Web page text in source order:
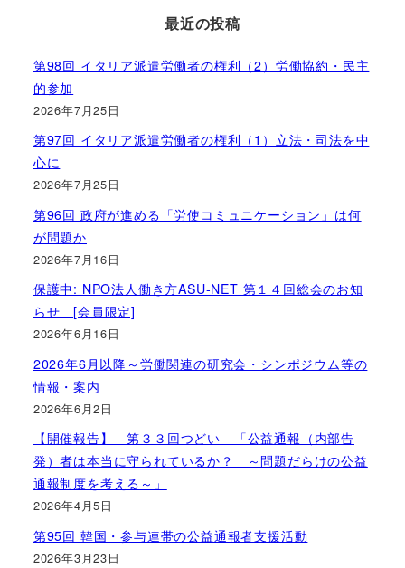
最近の投稿
第98回 イタリア派遣労働者の権利（2）労働協約・民主
的参加
2026年7月25日
第97回 イタリア派遣労働者の権利（1）立法・司法を中
心に
2026年7月25日
第96回 政府が進める「労使コミュニケーション」は何
が問題か
2026年7月16日
保護中: NPO法人働き方ASU-NET 第１４回総会のお知
らせ [会員限定]
2026年6月16日
2026年6月以降～労働関連の研究会・シンポジウム等の
情報・案内
2026年6月2日
【開催報告】 第３３回つどい 「公益通報（内部告
発）者は本当に守られているか？ ～問題だらけの公益
通報制度を考える～」
2026年4月5日
第95回 韓国・参与連帯の公益通報者支援活動
2026年3月23日